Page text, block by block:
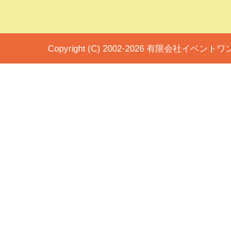
Copyright (C) 2002-2026 有限会社イベントワ